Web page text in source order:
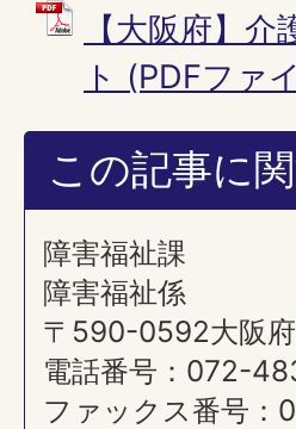
【大阪府】
ト (PDFファ
この記事に
障害福祉課
障害福祉係
〒590-0592大阪
電話番号：072-
ファックス番号